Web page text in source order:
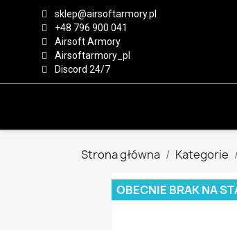
sklep@airsoftarmory.pl
+48 796 900 041
Airsoft Armory
Airsoftarmory_pl
Discord 24/7
Strona główna Kategorie
OBECNIE BRAK NA